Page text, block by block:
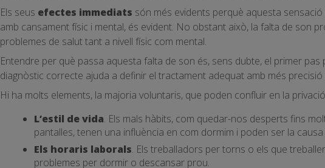
Els seus efectes immediats són més evidents perquè aquesta
amb cansament físic i mental, és evident. No obstant això, la falta de son
problemes de salut tant a nivell físic com mental.
Entendre per què passa aquesta falta de son és, sens dubte, el primer
diagnòstic correcte ajuda a definir el tractament adequat amb més precisió
Hi ha molts elements, la majoria voluntaris, que poden confluir en la
L’estil de vida. Els mals hàbits, com quedar-nos desperts fins
pantalles, tenen una influència en com dormim i poden ser la causa
Els horaris laborals. Els treballadors per torns o els que
problemes per dormir o descansar prou.